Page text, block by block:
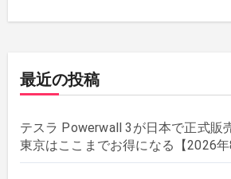
最近の投稿
テスラ Powerwall 3が日本で正式
東京はここまでお得になる【2026年